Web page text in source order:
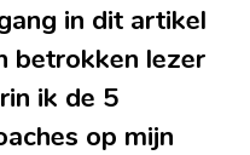
in dit artikel
betrokken lezer
ik de 5
op mijn